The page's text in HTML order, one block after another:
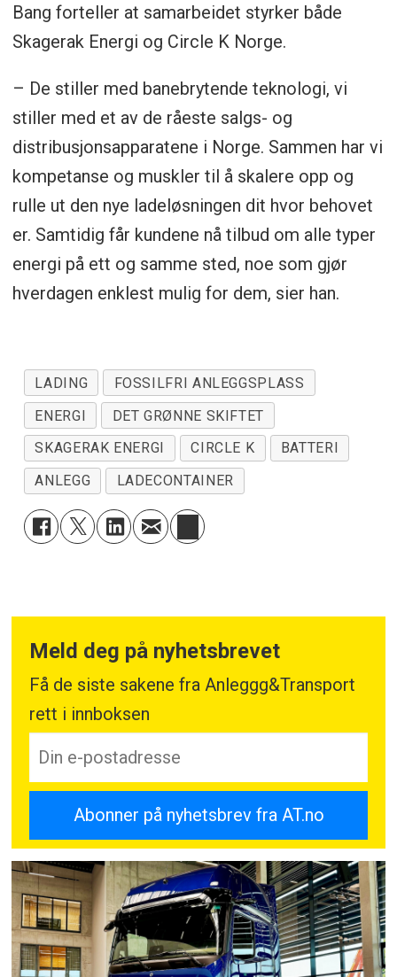
Bang forteller at samarbeidet styrker både
Skagerak Energi og Circle K Norge.
– De stiller med banebrytende teknologi, vi
stiller med et av de råeste salgs- og
distribusjonsapparatene i Norge. Sammen har vi
kompetanse og muskler til å skalere opp og
rulle ut den nye ladeløsningen dit hvor behovet
er. Samtidig får kundene nå tilbud om alle typer
energi på ett og samme sted, noe som gjør
hverdagen enklest mulig for dem, sier han.
LADING
FOSSILFRI ANLEGGSPLASS
ENERGI
DET GRØNNE SKIFTET
SKAGERAK ENERGI
CIRCLE K
BATTERI
ANLEGG
LADECONTAINER
Meld deg på nyhetsbrevet
Få de siste sakene fra Anleggg&Transport
rett i innboksen